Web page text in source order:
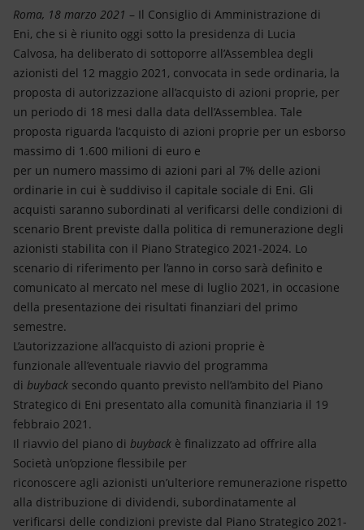
Innovazione
Scenari energetici
Roma, 18 marzo 2021 – Il Consiglio di Amministrazione di
Eni, che si è riunito oggi sotto la presidenza di Lucia
Calvosa, ha deliberato di sottoporre all’Assemblea degli
azionisti del 12 maggio 2021, convocata in sede ordinaria, la
proposta di autorizzazione all’acquisto di azioni proprie, per
un periodo di 18 mesi dalla data dell’Assemblea. Tale
proposta riguarda l’acquisto di azioni proprie per un esborso
massimo di 1.600 milioni di euro e
per un numero massimo di azioni pari al 7% delle azioni
ordinarie in cui è suddiviso il capitale sociale di Eni. Gli
acquisti saranno subordinati al verificarsi delle condizioni di
scenario Brent previste dalla politica di remunerazione degli
azionisti stabilita con il Piano Strategico 2021-2024. Lo
scenario di riferimento per l’anno in corso sarà definito e
comunicato al mercato nel mese di luglio 2021, in occasione
della presentazione dei risultati finanziari del primo
semestre.
L’autorizzazione all’acquisto di azioni proprie è
funzionale all’eventuale riavvio del programma
di buyback secondo quanto previsto nell’ambito del Piano
Strategico di Eni presentato alla comunità finanziaria il 19
febbraio 2021.
Il riavvio del piano di buyback è finalizzato ad offrire alla
Società un’opzione flessibile per
riconoscere agli azionisti un’ulteriore remunerazione rispetto
alla distribuzione di dividendi, subordinatamente al
verificarsi delle condizioni previste dal Piano Strategico 2021-